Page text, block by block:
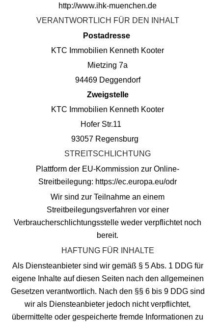
http://www.ihk-muenchen.de
VERANTWORTLICH FÜR DEN INHALT
Postadresse
KTC Immobilien Kenneth Kooter
Mietzing 7a
94469 Deggendorf
Zweigstelle
KTC Immobilien Kenneth Kooter
Hofer Str.11
93057 Regensburg
STREITSCHLICHTUNG
Plattform der EU-Kommission zur Online-
Streitbeilegung: https://ec.europa.eu/odr
Wir sind zur Teilnahme an einem
Streitbeilegungsverfahren vor einer
Verbraucherschlichtungsstelle weder verpflichtet noch
bereit.
HAFTUNG FÜR INHALTE
Als Diensteanbieter sind wir gemäß § 5 Abs. 1 DDG für
eigene Inhalte auf diesen Seiten nach den allgemeinen
Gesetzen verantwortlich. Nach den §§ 6 bis 9 DDG sind
wir als Diensteanbieter jedoch nicht verpflichtet,
übermittelte oder gespeicherte fremde Informationen zu